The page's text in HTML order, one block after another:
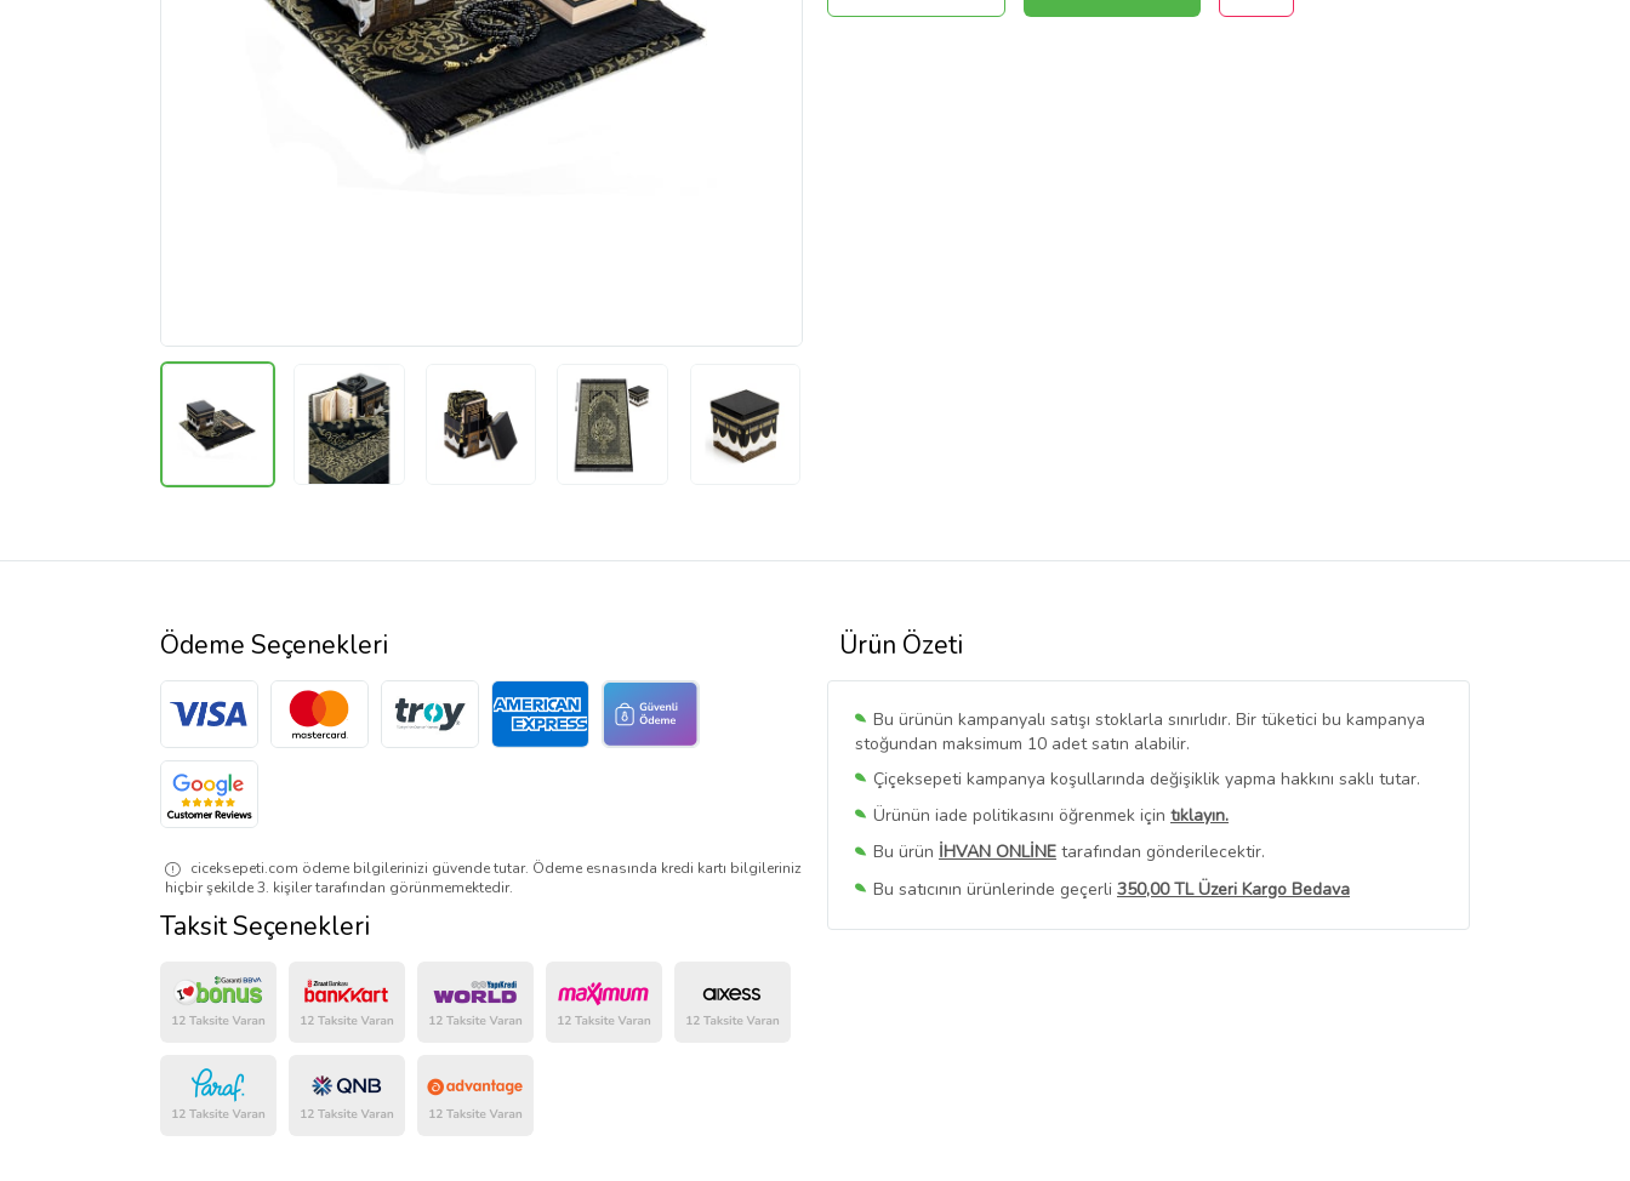
Ürün Özeti
Bu ürünün kampanyalı satışı stoklarla sınırlıdır. Bir tüketici bu kampanya
stoğundan maksimum 10 adet satın alabilir.
Çiçeksepeti kampanya koşullarında değişiklik yapma hakkını saklı tutar.
Ürünün iade politikasını öğrenmek için tıklayın.
Bu ürün İHVAN ONLİNE tarafından gönderilecektir.
Bu satıcının ürünlerinde geçerli 350,00 TL Üzeri Kargo Bedava
Bu SatıcınınTüm Ürünlerini Görüntüle
Ödeme Seçenekleri
ciceksepeti.com ödeme bilgilerinizi güvende tutar. Ödeme esnasında kredi kartı bilgileriniz
hiçbir şekilde 3. kişiler tarafından görünmemektedir.
Taksit Seçenekleri